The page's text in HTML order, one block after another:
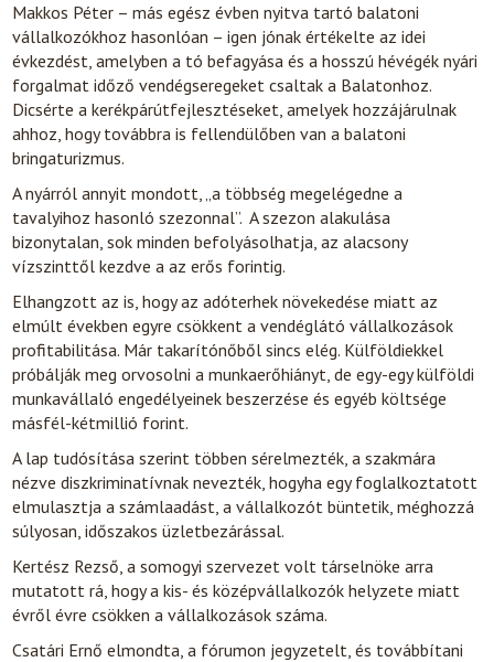
Makkos Péter – más egész évben nyitva tartó balatoni
vállalkozókhoz hasonlóan – igen jónak értékelte az idei
évkezdést, amelyben a tó befagyása és a hosszú hévégék nyári
forgalmat időző vendégseregeket csaltak a Balatonhoz.
Dicsérte a kerékpárútfejlesztéseket, amelyek hozzájárulnak
ahhoz, hogy továbbra is fellendülőben van a balatoni
bringaturizmus.
A nyárról annyit mondott, „a többség megelégedne a
tavalyihoz hasonló szezonnal”. A szezon alakulása
bizonytalan, sok minden befolyásolhatja, az alacsony
vízszinttől kezdve a az erős forintig.
Elhangzott az is, hogy az adóterhek növekedése miatt az
elmúlt években egyre csökkent a vendéglátó vállalkozások
profitabilitása. Már takarítónőből sincs elég. Külföldiekkel
próbálják meg orvosolni a munkaerőhiányt, de egy-egy külföldi
munkavállaló engedélyeinek beszerzése és egyéb költsége
másfél-kétmillió forint.
A lap tudósítása szerint többen sérelmezték, a szakmára
nézve diszkriminatívnak nevezték, hogyha egy foglalkoztatott
elmulasztja a számlaadást, a vállalkozót büntetik, méghozzá
súlyosan, időszakos üzletbezárással.
Kertész Rezső, a somogyi szervezet volt társelnöke arra
mutatott rá, hogy a kis- és középvállalkozók helyzete miatt
évről évre csökken a vállalkozások száma.
Csatári Ernő elmondta, a fórumon jegyzetelt, és továbbítani